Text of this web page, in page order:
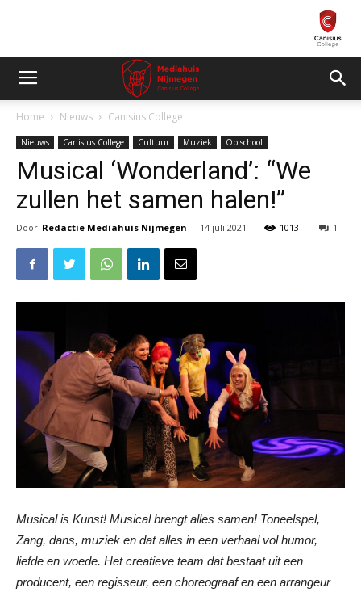
Home Nieuws Canisius College
Nieuws Canisius College Cultuur Muziek Op school
Musical ‘Wonderland’: “We
zullen het samen halen!”
Door Redactie Mediahuis Nijmegen - 14 juli 2021 1013 1
Musical is Kunst! Musical brengt alles samen! Toneelspel,
Zang, dans, muziek en dat alles in een verhaal vol humor,
liefde en woede. Het creatieve team dat bestaat uit een
producent, een regisseur, een choreograaf en een arrangeur